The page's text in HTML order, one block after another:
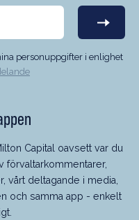
personuppgifter i enlighet
Capital oavsett var du
förvaltarkommentarer,
vårt deltagande i media,
och samma app - enkelt